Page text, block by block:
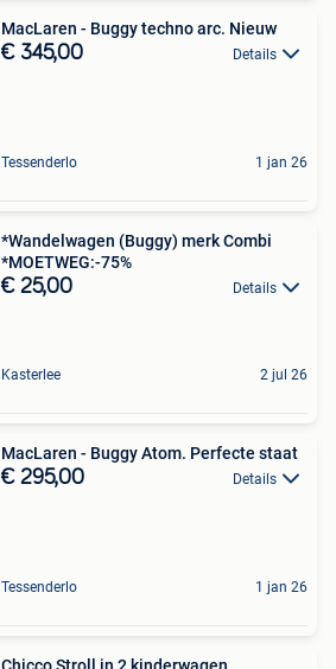
MacLaren - Buggy techno arc. Nieuw
€ 345,00 Details
Tessenderlo 1 jan 26
*Wandelwagen (Buggy) merk Combi
*MOETWEG:-75%
€ 25,00 Details
Kasterlee 2 jul 26
MacLaren - Buggy Atom. Perfecte staat
€ 295,00 Details
Tessenderlo 1 jan 26